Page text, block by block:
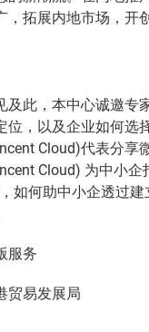
，拓展内地市场，开
及此，本中心诚邀专
位，以及企业如何选
Cloud)代表分享
Cloud) 为中小
如何助中小企透过
服务
贸易发展局